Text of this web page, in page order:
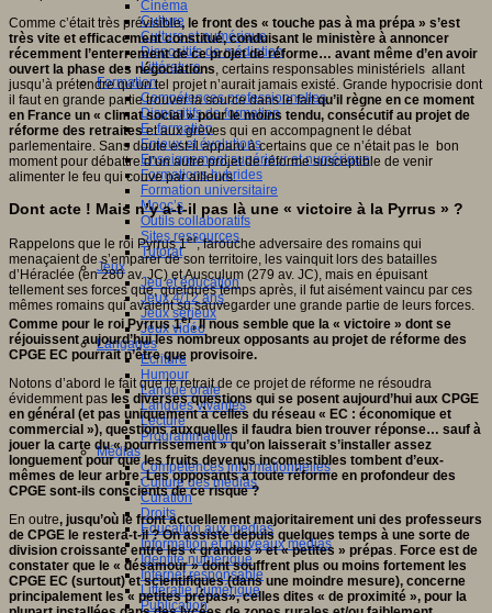
Cinéma
Culture
Culture et numérique
Dispositifs de médiation
Littérature
Formation
Compétences professionnelles
Dispositifs de formation
E- formation
Enjeux et évolutions
Enseignement supérieur et numérique
Formations hybrides
Formation universitaire
Mooc’s
Outils collaboratifs
Sites ressources
Tutorat
Jeux
Jeu et éducation
Jeux 4/12 ans
Jeux sérieux
Jeux vidéo
Langages
Ecriture
Humour
Langue orale
Langues vivantes
Lecture
Programmation
Médias
Compétences informationnelles
Culture des médias
Curation
Droits
Education aux médias
Information et nouveaux médias
Identité numérique
Internet responsable
Littératie numérique
Publication
Comme c’était très prévisible, le front des « touche pas à ma prépa » s’est
très vite et efficacement constitué, conduisant le ministère à annoncer
récemment l’enterrement de ce projet de réforme… avant même d’en avoir
ouvert la phase des négociations, certains responsables ministériels allant
jusqu’à prétendre qu’un tel projet n’aurait jamais existé. Grande hypocrisie dont
il faut en grande partie trouver la source dans le faitqu’il règne en ce moment
en France un « climat social » pour le moins tendu, consécutif au projet de
réforme des retraiteset aux grèves qui en accompagnent le débat
parlementaire. Sans doute est-il apparu à certains que ce n’était pas le bon
moment pour débattre d’un autre projet de réforme susceptible de venir
alimenter le feu qui couve par ailleurs.
Dont acte ! Mais n’y a-t-il pas là une « victoire à la Pyrrus » ?
Rappelons que le roi Pyrrus 1er, farouche adversaire des romains qui
menaçaient de s’emparer de son territoire, les vainquit lors des batailles
d’Héraclée (en 280 av. JC) et Ausculum (279 av. JC), mais en épuisant
tellement ses forces que, quelques temps après, il fut aisément vaincu par ces
mêmes romains qui avaient su sauvegarder une grande partie de leurs forces.
Comme pour le roi Pyrrus 1er, Il nous semble que la « victoire » dont se
réjouissent aujourd’hui les nombreux opposants au projet de réforme des
CPGE EC pourrait n’être que provisoire.
Notons d’abord le fait que le retrait de ce projet de réforme ne résoudra
évidemment pas les diverses questions qui se posent aujourd’hui aux CPGE
en général (et pas uniquement à celles du réseau « EC : économique et
commercial »), questions auxquelles il faudra bien trouver réponse… sauf à
jouer la carte du « pourrissement » qu’on laisserait s’installer assez
longuement pour que les fruits devenus incomestibles tombent d’eux-
mêmes de leur arbre.Les opposants à toute réforme en profondeur des
CPGE sont-ils conscients de ce risque ?
En outre, jusqu’où le front actuellement majoritairement uni des professeurs
de CPGE le restera-t-il ? On assiste depuis quelques temps à une sorte de
division croissante entre les « grandes » et « petites » prépas. Force est de
constater que le « désamour » dont souffrent plus ou moins fortement les
CPGE EC (surtout) et scientifiques (dans une moindre mesure), concerne
principalement les « petites prépas», celles dites « de proximité », pour la